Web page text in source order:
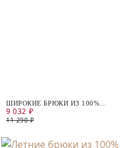
ШИРОКИЕ БРЮКИ ИЗ 100%
ВИСКОЗЫ
9 032 ₽
11 290 ₽